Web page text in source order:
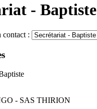
- Baptiste
contact :
- SAS THIRION